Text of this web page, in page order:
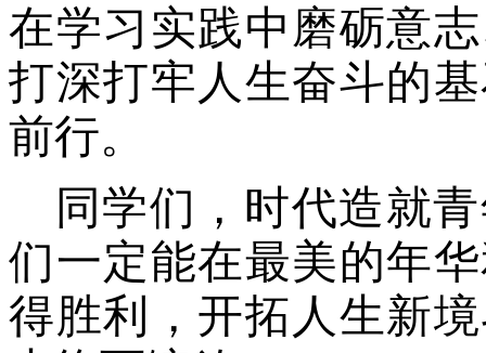
在学习 实践中磨砺意
打深打牢人生奋斗的
前行。
同学们， 时代造就
们一定能在最美的年
得胜利，开拓人生新